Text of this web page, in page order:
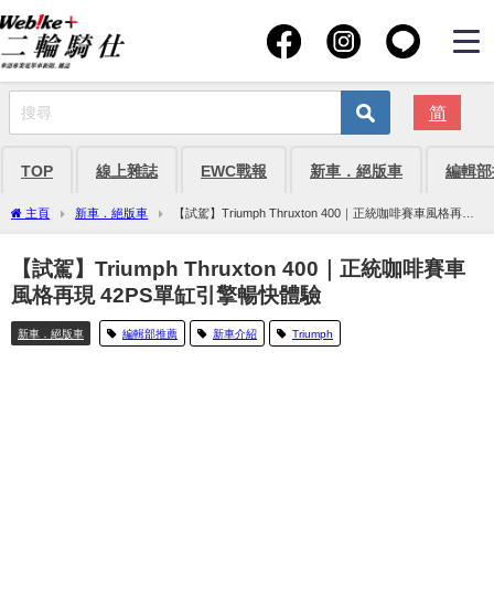
简
TOP 線上雜誌 EWC戰報 新車．絕版車 編輯
主頁 新車．絕版車
【試駕】Triumph Thruxton 400｜正統咖啡賽車風格再現
42PS單缸引擎暢快體驗
【試駕】Triumph Thruxton 400｜正統咖啡賽車
風格再現 42PS單缸引擎暢快體驗
新車．絕版車 編輯部推薦 新車介紹 Triumph